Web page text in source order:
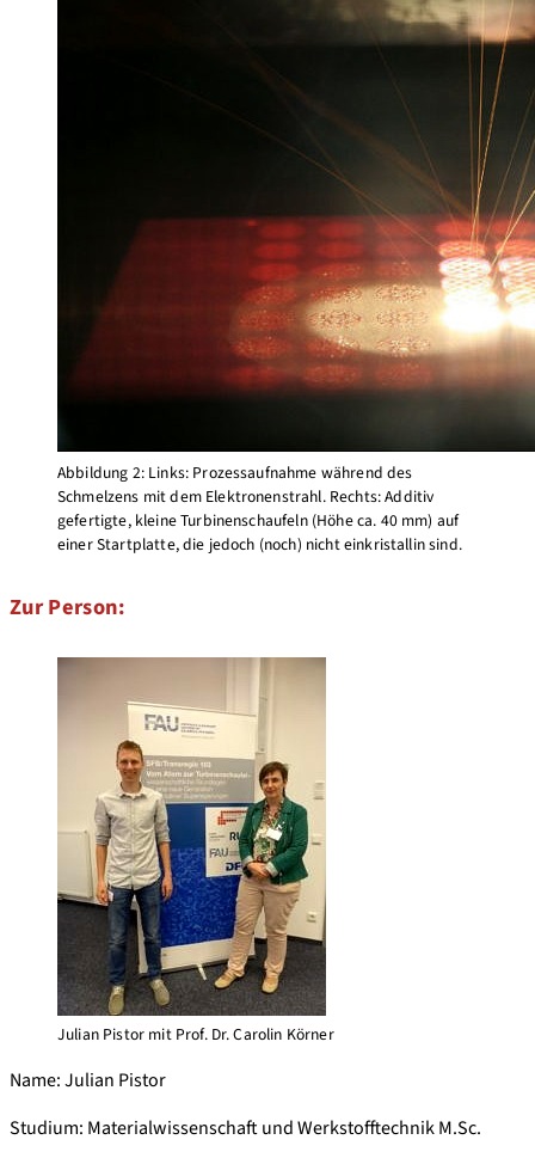
Abbildung 2: Links: Prozessaufnahme während des
Schmelzens mit dem Elektronenstrahl. Rechts: Additiv
gefertigte, kleine Turbinenschaufeln (Höhe ca. 40 mm) auf
einer Startplatte, die jedoch (noch) nicht einkristallin sind.
Zur Person:
Julian Pistor mit Prof. Dr. Carolin Körner
Name: Julian Pistor
Studium: Materialwissenschaft und Werkstofftechnik M.Sc.